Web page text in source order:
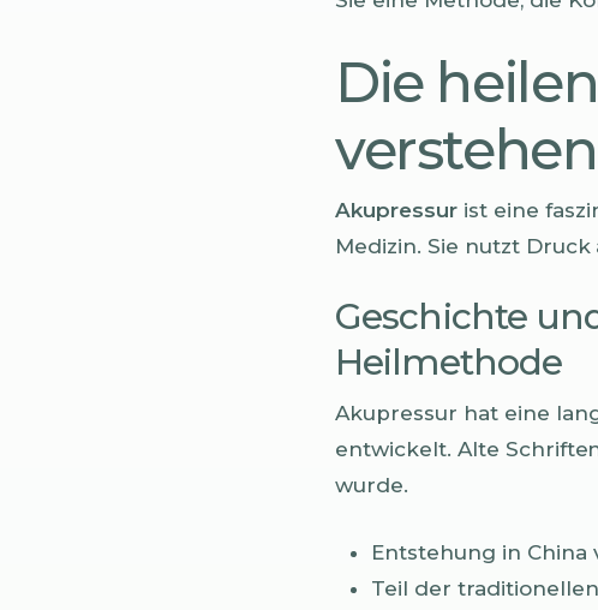
Die
verstehen
Akupressurist eine
Medizin. Sie nutzt
Geschichte
Heilmethode
Akupressur hat eine
entwickelt. Alte
wurde.
Entstehung in China
Teil der